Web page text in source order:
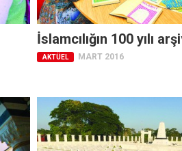
İslamcılığın 100 yılı
AKTÜEL MART 2016